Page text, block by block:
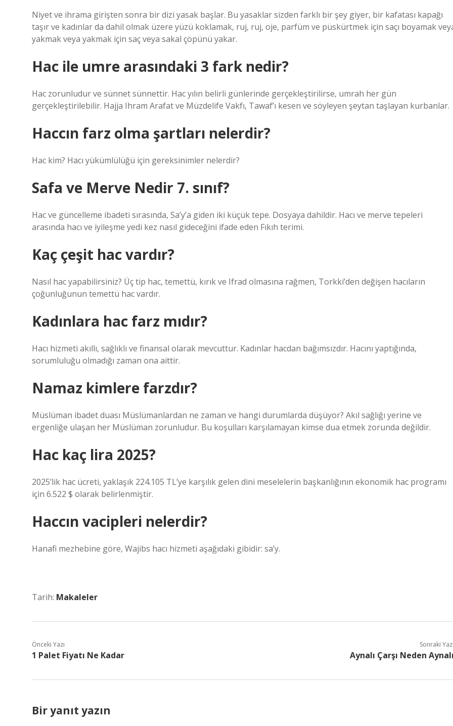
Niyet ve ihrama girişten sonra bir dizi yasak başlar. Bu yasaklar sizden farklı bir şey giyer, bir kafatası kapağı
taşır ve kadınlar da dahil olmak üzere yüzü koklamak, ruj, ruj, oje, parfüm ve püskürtmek için saçı boyamak
yakmak veya yakmak için saç veya sakal çöpünü yakar.
Hac ile umre arasındaki 3 fark nedir?
Hac zorunludur ve sünnet sünnettir. Hac yılın belirli günlerinde gerçekleştirilirse, umrah her gün
gerçekleştirilebilir. Hajja Ihram Arafat ve Müzdelife Vakfı, Tawaf’ı kesen ve söyleyen şeytan taşlayan kurbanlar.
Haccın farz olma şartları nelerdir?
Hac kim? Hacı yükümlülüğü için gereksinimler nelerdir?
Safa ve Merve Nedir 7. sınıf?
Hac ve güncelleme ibadeti sırasında, Sa’y’a giden iki küçük tepe. Dosyaya dahildir. Hacı ve merve tepeleri
arasında hacı ve iyileşme yedi kez nasıl gideceğini ifade eden Fıkıh terimi.
Kaç çeşit hac vardır?
Nasıl hac yapabilirsiniz? Üç tip hac, temettü, kırık ve Ifrad olmasına rağmen, Torkki’den değişen hacıların
çoğunluğunun temettü hac vardır.
Kadınlara hac farz mıdır?
Hacı hizmeti akıllı, sağlıklı ve finansal olarak mevcuttur. Kadınlar hacdan bağımsızdır. Hacını yaptığında,
sorumluluğu olmadığı zaman ona aittir.
Namaz kimlere farzdır?
Müslüman ibadet duası Müslümanlardan ne zaman ve hangi durumlarda düşüyor? Akıl sağlığı yerine ve
ergenliğe ulaşan her Müslüman zorunludur. Bu koşulları karşılamayan kimse dua etmek zorunda değildir.
Hac kaç lira 2025?
2025’lik hac ücreti, yaklaşık 224.105 TL’ye karşılık gelen dini meselelerin başkanlığının ekonomik hac programı
için 6.522 $ olarak belirlenmiştir.
Haccın vacipleri nelerdir?
Hanafi mezhebine göre, Wajibs hacı hizmeti aşağıdaki gibidir: sa’y.
Tarih: Makaleler
Önceki Yazı
1 Palet Fiyatı Ne Kadar
Sonraki
Aynalı Çarşı Neden
Bir yanıt yazın